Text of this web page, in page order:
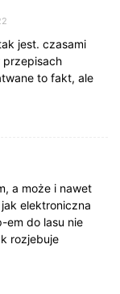
jest. czasami
przepisach
to fakt, ale
a może i nawet
jak elektroniczna
em do lasu nie
rozjebuje